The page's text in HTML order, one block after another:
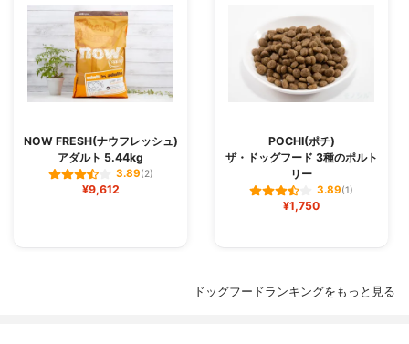
NOW FRESH(ナウフレッシュ)
アダルト 5.44kg
3.89(2)
¥9,612
POCHI(ポチ)
ザ・ドッグフード 3種のポルト
リー
3.89(1)
¥1,750
ドッグフードランキングをもっと見る